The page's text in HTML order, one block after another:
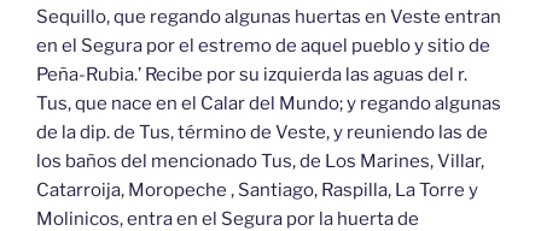
Sequillo, que regando algunas huertas en Veste entran
en el Segura por el estremo de aquel pueblo y sitio de
Peña-Rubia.’ Recibe por su izquierda las aguas del r.
Tus, que nace en el Calar del Mundo; y regando algunas
de la dip. de Tus, término de Veste, y reuniendo las de
los baños del mencionado Tus, de Los Marines, Villar,
Catarroija, Moropeche , Santiago, Raspilla, La Torre y
Molinicos, entra en el Segura por la huerta de